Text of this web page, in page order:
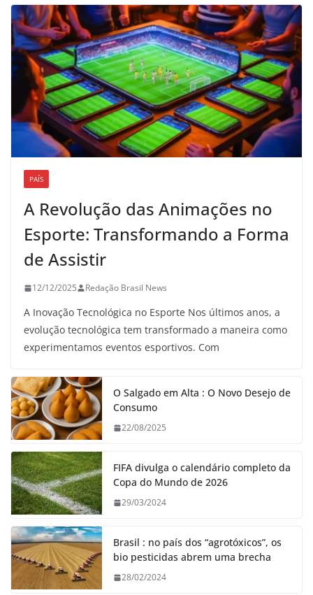
PAÍS
A Revolução das Animações no
Esporte: Transformando a Forma
de Assistir
12/12/2025 Redação Brasil News
A Inovação Tecnológica no Esporte Nos últimos anos, a
evolução tecnológica tem transformado a maneira como
experimentamos eventos esportivos. Com
O Salgado em Alta : O Novo Desejo de
Consumo
22/08/2025
FIFA divulga o calendário completo da
Copa do Mundo de 2026
29/03/2024
Brasil : no país dos “agrotóxicos”, os
bio pesticidas abrem uma brecha
28/02/2024